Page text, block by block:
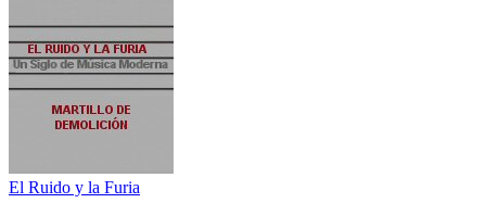
El Ruido y la Furia